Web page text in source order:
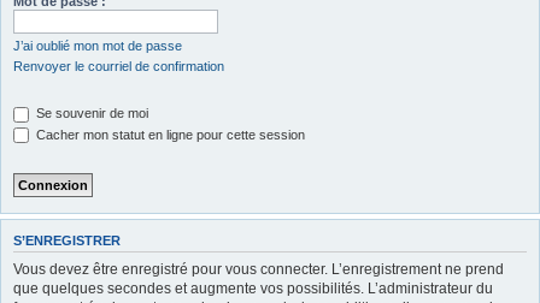
J’ai oublié mon mot de passe
Renvoyer le courriel de confirmation
Se souvenir de moi
Cacher mon statut en ligne pour cette session
S’ENREGISTRER
Vous devez être enregistré pour vous connecter. L’enregistrement ne prend
que quelques secondes et augmente vos possibilités. L’administrateur du